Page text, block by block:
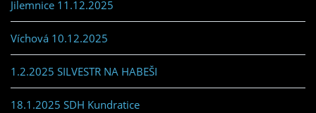
Jilemnice 11.12.2025
Víchová 10.12.2025
1.2.2025 SILVESTR NA HABEŠI
18.1.2025 SDH Kundratice